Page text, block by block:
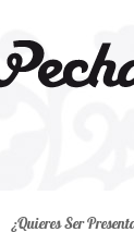
¿Quieres Ser